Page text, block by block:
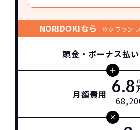
NORIDOKIなら ※クラウン
頭金・ボーナス払い
月額費用 6.8